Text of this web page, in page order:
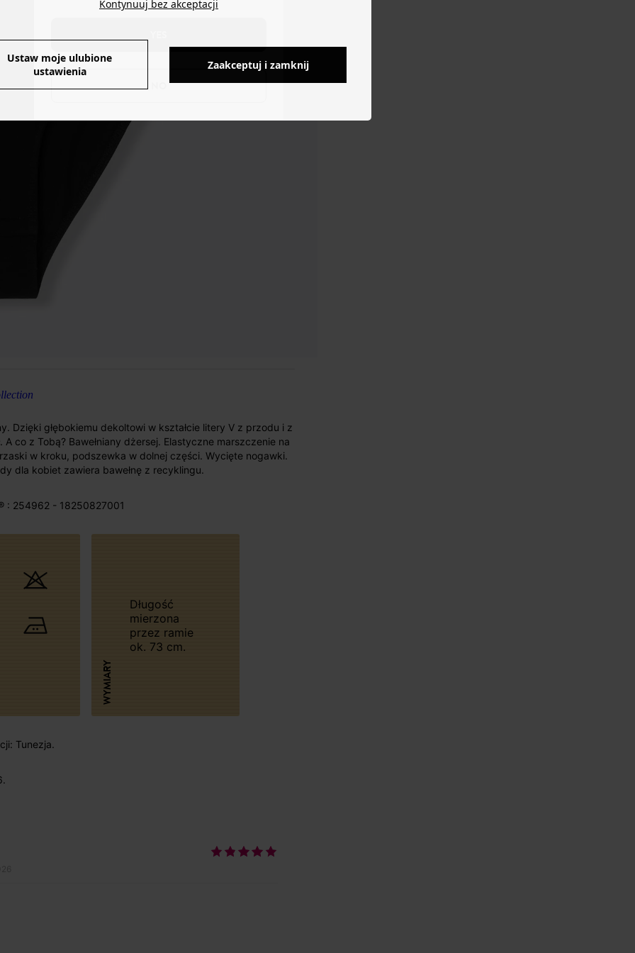
Dzięki głębokiemu dekoltowi w kształcie litery V z przodu i z
co z Tobą? Bawełniany dżersej. Elastyczne marszczenie na
w kroku, podszewka w dolnej części. Wycięte nogawki.
dla kobiet zawiera bawełnę z recyklingu.
: 254962 - 18250827001
WYMIARY
Długość
mierzona
przez ramie
ok. 73 cm.
Tunezja.
Kontynuuj bez akceptacji
Ustaw moje ulubione
ustawienia
Zaakceptuj i zamknij